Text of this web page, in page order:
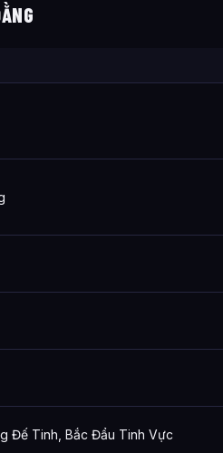
Đế Tinh, Bắc Đẩu Tinh Vực